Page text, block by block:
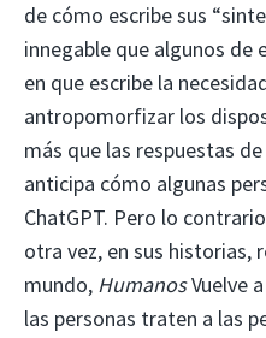
de cómo escribe sus
innegable que algunos de
en que escribe la
antropomorfizar los
más que las respuestas
anticipa cómo algunas
ChatGPT. Pero lo
otra vez, en sus historias,
mundo, HumanosVuelve
las personas traten a las